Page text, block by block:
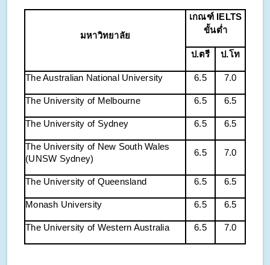
มหาวิทยาลัย
เกณฑ์ IELTS
ขั้นต่ำ
ป.ตรี ป.โท
The Australian National University 6.5 7.0
The University of Melbourne 6.5 6.5
The University of Sydney 6.5 6.5
The University of New South Wales
(UNSW Sydney)
6.5 7.0
The University of Queensland 6.5 6.5
Monash University 6.5 6.5
The University of Western Australia 6.5 7.0